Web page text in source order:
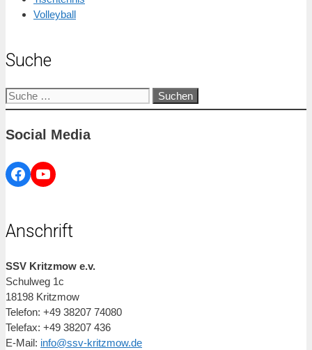
Volleyball
Suche
Suche
nach:
Social Media
Facebook
YouTube
Anschrift
SSV Kritzmow e.v.
Schulweg 1c
18198 Kritzmow
Telefon: +49 38207 74080
Telefax: +49 38207 436
E-Mail: info@ssv-kritzmow.de